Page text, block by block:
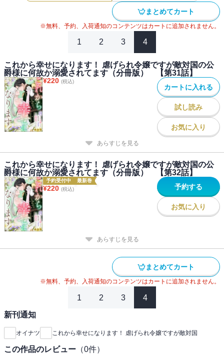
「君の身柄は我が公爵家で預かることが決定した」
綺麗な洋服とあたたかい部屋、そして「ここでは自由にしていい」
という優しい言葉だった。
なぜこの人はこんなに良くしてくれるんだろう……。
アルバートからの優しさには、ある理由があって――？
※この作品は『PRIMO Vol.57』に収録されています。重複購入にご
注意下さい。
まとめてカート
※無料、予約、入荷通知のコンテンツはカートに追加されません。
1 2 3 4
これから幸せになります！ 虐げられ令嬢ですが敵対国の公
爵様に何故か溺愛されてます（分冊版） 【第31話】
¥220 (税込)
カートに入れる
試し読み
お気に入り
あらすじを見る
これから幸せになります！ 虐げられ令嬢ですが敵対国の公
爵様に何故か溺愛されてます（分冊版） 【第32話】
予約受付中 最新巻
¥220 (税込) 予約する
お気に入り
あらすじを見る
まとめてカート
※無料、予約、入荷通知のコンテンツはカートに追加されません。
1 2 3 4
新刊通知
オイナツ これから幸せになります！ 虐げられ令嬢ですが敵対国
この作品のレビュー （0件）